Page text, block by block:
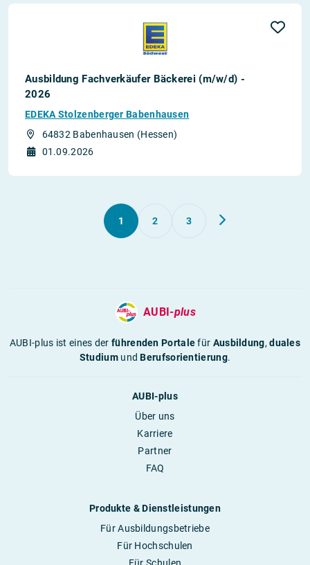
Ausbildung Fachverkäufer Bäckerei (m/w/d) -
2026
EDEKA Stolzenberger Babenhausen
64832 Babenhausen (Hessen)
01.09.2026
1 2 3
AUBI-plus
AUBI-plus ist eines derführenden Portalefür Ausbildung,duales
StudiumundBerufsorientierung.
AUBI-plus
Über uns
Karriere
Partner
FAQ
Produkte & Dienstleistungen
Für Ausbildungsbetriebe
Für Hochschulen